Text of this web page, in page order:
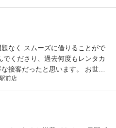
なく スムーズに借りることがで
くださり、過去何度もレンタカ
接客だったと思います。 お世話
前店